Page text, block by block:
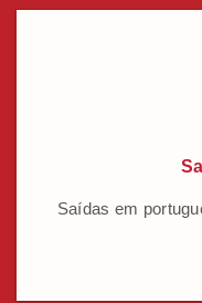
Saídas em